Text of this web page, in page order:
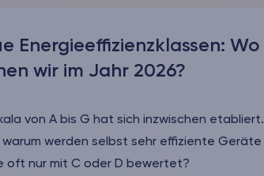
Energieeffizienzklassen: Wo
wir im Jahr 2026?
von A bis G hat sich inzwischen etabliert.
warum werden selbst sehr effiziente Geräte
oft nur mit C oder D bewertet?